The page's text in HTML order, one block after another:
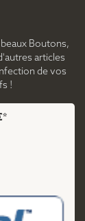
Boutons,
articles
de vos
!